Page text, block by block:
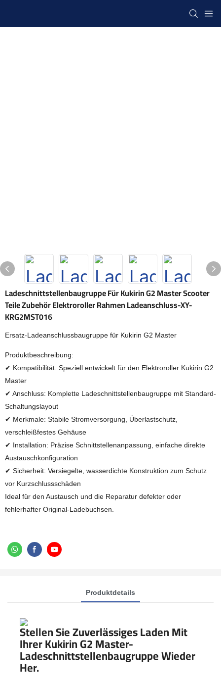
Ladeschnittstellenbaugruppe Für Kukirin G2 Master Scooter
Teile Zubehör Elektroroller Rahmen Ladeanschluss-XY-
KRG2MST016
Ersatz-Ladeanschlussbaugruppe für Kukirin G2 Master
Produktbeschreibung:
✔ Kompatibilität: Speziell entwickelt für den Elektroroller Kukirin G2
Master
✔ Anschluss: Komplette Ladeschnittstellenbaugruppe mit Standard-
Schaltungslayout
✔ Merkmale: Stabile Stromversorgung, Überlastschutz,
verschleißfestes Gehäuse
✔ Installation: Präzise Schnittstellenanpassung, einfache direkte
Austauschkonfiguration
✔ Sicherheit: Versiegelte, wasserdichte Konstruktion zum Schutz
vor Kurzschlussschäden
Ideal für den Austausch und die Reparatur defekter oder
fehlerhafter Original-Ladebuchsen.
Produktdetails
Stellen Sie Zuverlässiges Laden Mit
Ihrer Kukirin G2 Master-
Ladeschnittstellenbaugruppe Wieder
Her.